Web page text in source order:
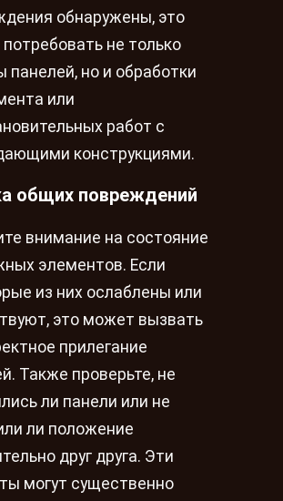
обнаружены, это
не только
панелей, но и обработки
или
работ с
конструкциями.
общих повреждений
внимание на состояние
элементов. Если
из них ослаблены или
это может вызвать
прилегание
Также проверьте, не
ли панели или не
ли положение
друг друга. Эти
могут существенно